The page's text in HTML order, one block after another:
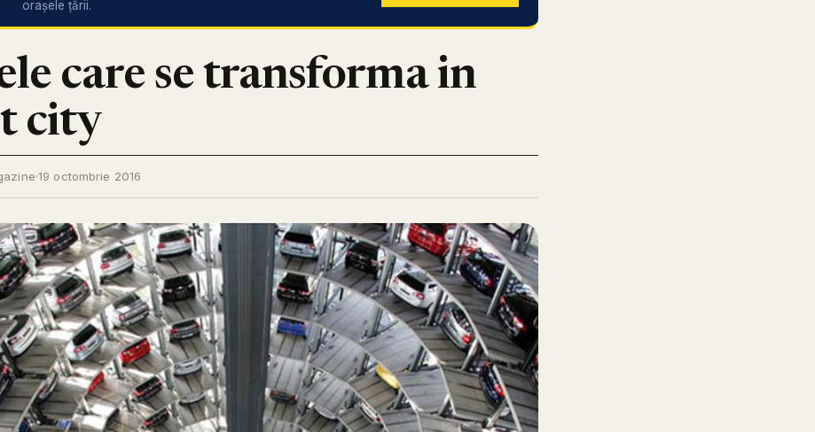
orașele țării.
care se transforma in
city
·19 octombrie 2016